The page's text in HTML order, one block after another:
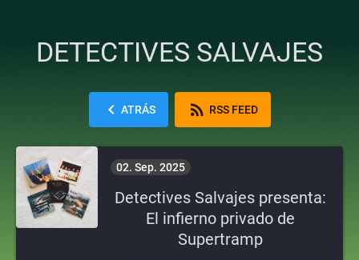
DETECTIVES SALVAJES
chevron_left ATRÁS rss_feed RSS FEED
02. Sep. 2025
Detectives Salvajes presenta:
El infierno privado de
Supertramp